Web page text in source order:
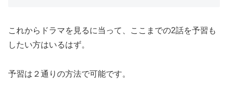
これからドラマを見るに当って、ここまでの2話を予習も
したい方はいるはず。
予習は２通りの方法で可能です。